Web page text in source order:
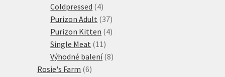
produktů
Coldpressed 44
produkty
Purizon Adult 3737
produktů
Purizon Kitten 44
Single Meat 11 11
produktů
Výhodné balení 88
Rosie's Farm 66